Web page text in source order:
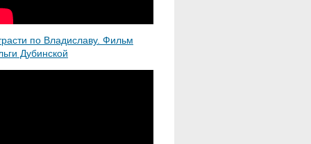
по Владиславу. Фильм
Дубинской